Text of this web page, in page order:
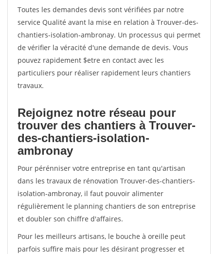
Toutes les demandes devis sont vérifiées par notre
service Qualité avant la mise en relation à Trouver-des-
chantiers-isolation-ambronay. Un processus qui permet
de vérifier la véracité d'une demande de devis. Vous
pouvez rapidement $etre en contact avec les
particuliers pour réaliser rapidement leurs chantiers
travaux.
Rejoignez notre réseau pour
trouver des chantiers à Trouver-
des-chantiers-isolation-
ambronay
Pour pérénniser votre entreprise en tant qu'artisan
dans les travaux de rénovation Trouver-des-chantiers-
isolation-ambronay, il faut pouvoir alimenter
régulièrement le planning chantiers de son entreprise
et doubler son chiffre d'affaires.
Pour les meilleurs artisans, le bouche à oreille peut
parfois suffire mais pour les désirant progresser et